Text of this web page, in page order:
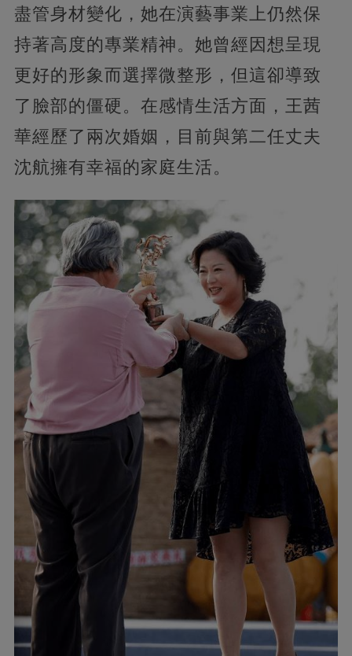
盡管身材變化，她在演藝事業上仍然保
持著高度的專業精神。她曾經因想呈現
更好的形象而選擇微整形，但這卻導致
了臉部的僵硬。在感情生活方面，王茜
華經歷了兩次婚姻，目前與第二任丈夫
沈航擁有幸福的家庭生活​​。